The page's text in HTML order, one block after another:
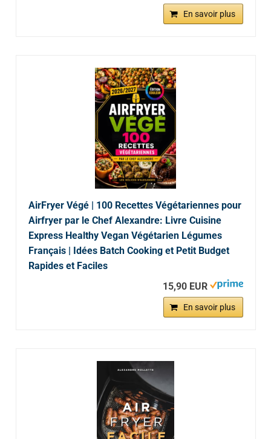
En savoir plus
AirFryer Végé | 100 Recettes Végétariennes pour
Airfryer par le Chef Alexandre: Livre Cuisine
Express Healthy Vegan Végétarien Légumes
Français | Idées Batch Cooking et Petit Budget
Rapides et Faciles
15,90 EUR
En savoir plus